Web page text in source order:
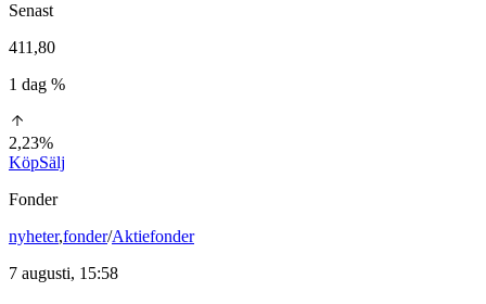
Senast
411,80
1 dag %
2,23%
KöpSälj
Fonder
nyheter,fonder/Aktiefonder
7 augusti, 15:58